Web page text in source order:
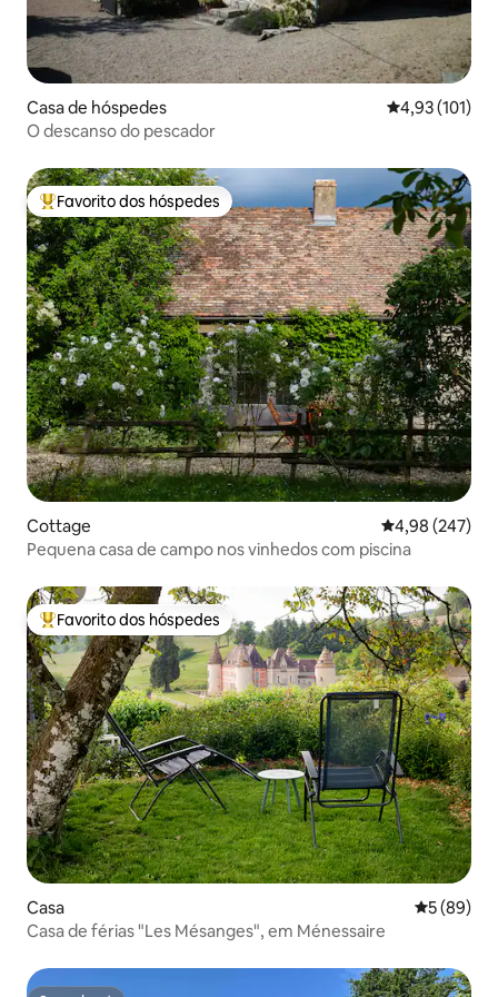
Casa de hóspedes Classificação
4,93 (101)
O descanso do pescador
Favoritos dos hóspedes mais apreciados
Favorito dos hóspedes
Cottage Classificação
4,98 (247)
Pequena casa de campo nos vinhedos com piscina
Favoritos dos hóspedes mais apreciados
Favorito dos hóspedes
Casa
5 (89)
Casa de férias "Les Mésanges", em Ménessaire